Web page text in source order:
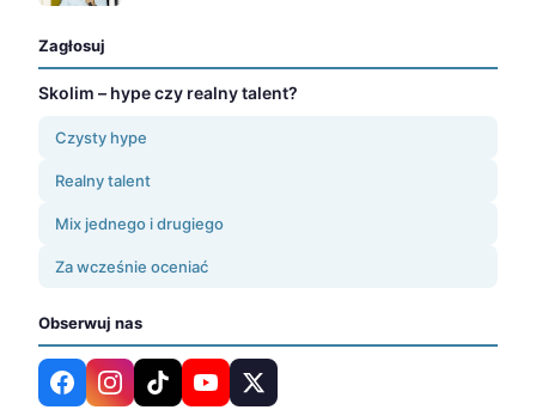
Zagłosuj
Skolim – hype czy realny talent?
Czysty hype
Realny talent
Mix jednego i drugiego
Za wcześnie oceniać
Obserwuj nas